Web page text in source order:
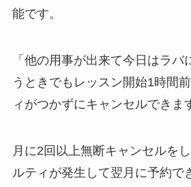
能です。
「他の用事が出来て今日はラバ
うときでもレッスン開始1時間
ィがつかずにキャンセルできま
月に2回以上無断キャンセルを
ルティが発生して翌月に予約で